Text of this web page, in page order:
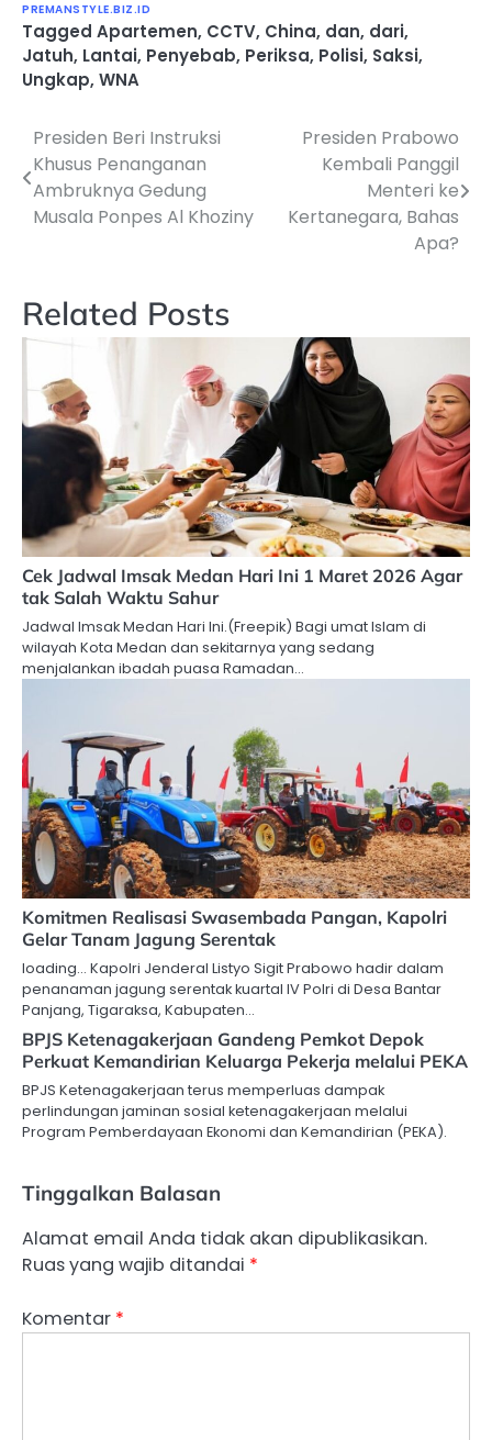
PREMANSTYLE.BIZ.ID
Tagged Apartemen, CCTV, China, dan, dari,
Jatuh, Lantai, Penyebab, Periksa, Polisi, Saksi,
Ungkap, WNA
Navigasi
pos
Presiden Beri Instruksi
Khusus Penanganan
Ambruknya Gedung
Musala Ponpes Al Khoziny
Presiden Prabowo
Kembali Panggil
Menteri ke
Kertanegara, Bahas
Apa?
Related Posts
Cek Jadwal Imsak Medan Hari Ini 1 Maret 2026 Agar
tak Salah Waktu Sahur
Jadwal Imsak Medan Hari Ini.(Freepik) Bagi umat Islam di
wilayah Kota Medan dan sekitarnya yang sedang
menjalankan ibadah puasa Ramadan…
Komitmen Realisasi Swasembada Pangan, Kapolri
Gelar Tanam Jagung Serentak
loading… Kapolri Jenderal Listyo Sigit Prabowo hadir dalam
penanaman jagung serentak kuartal IV Polri di Desa Bantar
Panjang, Tigaraksa, Kabupaten…
BPJS Ketenagakerjaan Gandeng Pemkot Depok
Perkuat Kemandirian Keluarga Pekerja melalui PEKA
BPJS Ketenagakerjaan terus memperluas dampak
perlindungan jaminan sosial ketenagakerjaan melalui
Program Pemberdayaan Ekonomi dan Kemandirian (PEKA).
Tinggalkan Balasan
Alamat email Anda tidak akan dipublikasikan.
Ruas yang wajib ditandai *
Komentar *